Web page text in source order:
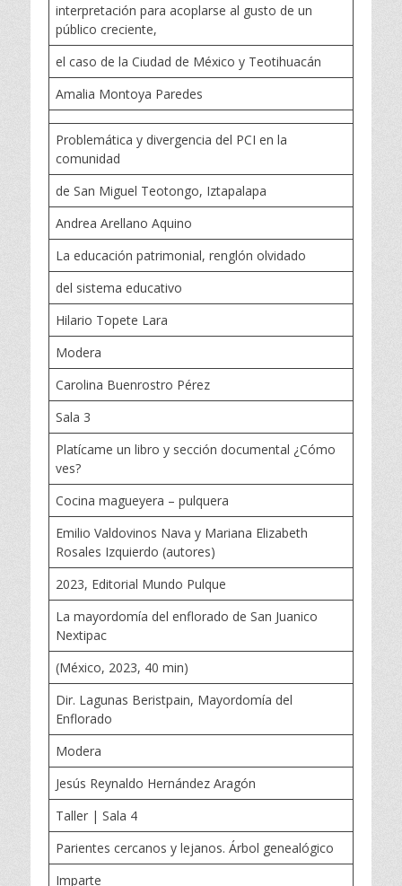
interpretación para acoplarse al gusto de un
público creciente,
el caso de la Ciudad de México y Teotihuacán
Amalia Montoya Paredes
Problemática y divergencia del PCI en la
comunidad
de San Miguel Teotongo, Iztapalapa
Andrea Arellano Aquino
La educación patrimonial, renglón olvidado
del sistema educativo
Hilario Topete Lara
Modera
Carolina Buenrostro Pérez
Sala 3
Platícame un libro y sección documental ¿Cómo
ves?
Cocina magueyera – pulquera
Emilio Valdovinos Nava y Mariana Elizabeth
Rosales Izquierdo (autores)
2023, Editorial Mundo Pulque
La mayordomía del enflorado de San Juanico
Nextipac
(México, 2023, 40 min)
Dir. Lagunas Beristpain, Mayordomía del
Enflorado
Modera
Jesús Reynaldo Hernández Aragón
Taller | Sala 4
Parientes cercanos y lejanos. Árbol genealógico
Imparte